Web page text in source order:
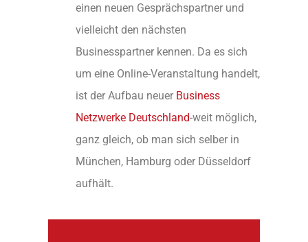
einen neuen Gesprächspartner und
vielleicht den nächsten
Businesspartner kennen. Da es sich
um eine Online-Veranstaltung handelt,
ist der Aufbau neuer Business
Netzwerke Deutschland-weit möglich,
ganz gleich, ob man sich selber in
München, Hamburg oder Düsseldorf
aufhält.